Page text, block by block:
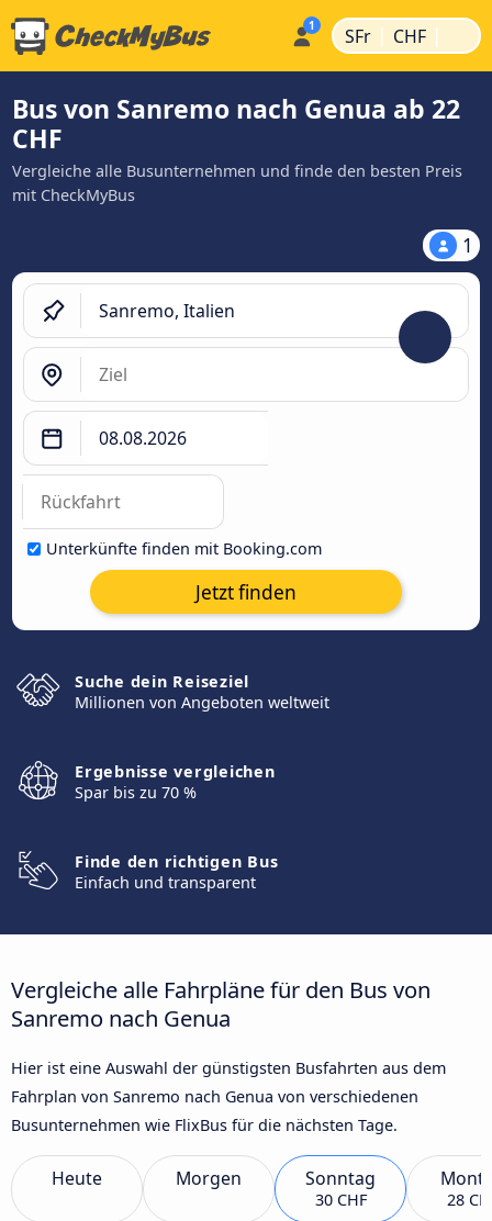
SFr | CHF |
Bus von Sanremo nach Genua ab 22
CHF
Vergleiche alle Busunternehmen und finde den besten Preis
mit CheckMyBus
1
Unterkünfte finden mit Booking.com
Jetzt finden
Suche dein Reiseziel
Millionen von Angeboten weltweit
Ergebnisse vergleichen
Spar bis zu 70 %
Finde den richtigen Bus
Einfach und transparent
Vergleiche alle Fahrpläne für den Bus von
Sanremo nach Genua
Hier ist eine Auswahl der günstigsten Busfahrten aus dem
Fahrplan von Sanremo nach Genua von verschiedenen
Busunternehmen wie FlixBus für die nächsten Tage.
Heute Morgen Sonntag
30 CHF 28